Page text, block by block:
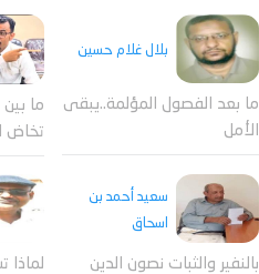
بلال غلام حسين
ما بعد الفصول المؤلمة..يبقى
الأمل
ما بين
تخاض
سعيد أحمد بن
اسحاق
بالنفير والثبات نصون الدين
لماذا